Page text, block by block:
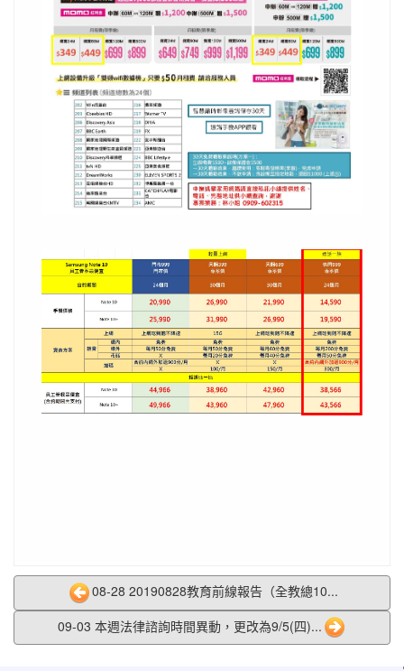
08-28 20190828教育前線報告（全教總10...
09-03 本週法律諮詢時間異動，更改為9/5(四)...